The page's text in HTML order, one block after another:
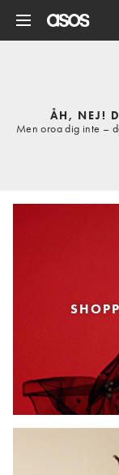
ÅH, NEJ!
Men oroa dig inte –